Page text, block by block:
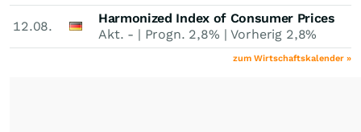
12.08.
Harmonized Index of Consumer Prices
(YoY)
Akt. - | Progn. 2,8% | Vorherig 2,8%
zum Wirtschaftskalender »